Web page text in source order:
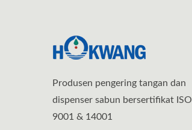
Produsen pengering tangan dan
dispenser sabun bersertifikat ISO
9001 & 14001